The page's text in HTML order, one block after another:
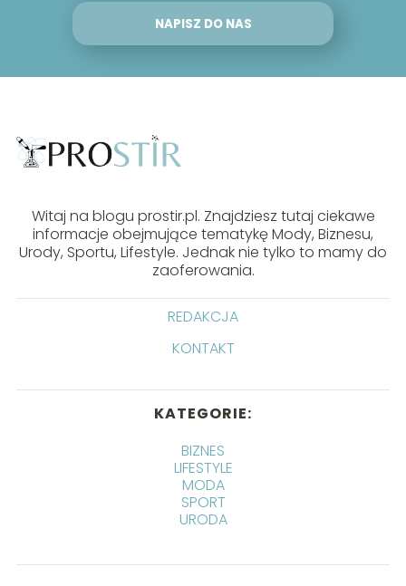
NAPISZ DO NAS
Witaj na blogu prostir.pl. Znajdziesz tutaj ciekawe
informacje obejmujące tematykę Mody, Biznesu,
Urody, Sportu, Lifestyle. Jednak nie tylko to mamy do
zaoferowania.
REDAKCJA
KONTAKT
KATEGORIE:
BIZNES
LIFESTYLE
MODA
SPORT
URODA